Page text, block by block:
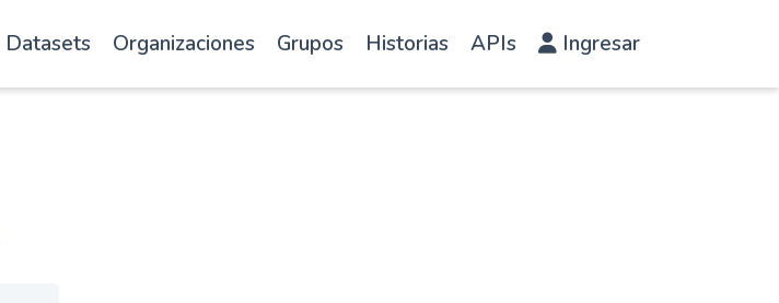
Datasets Organizaciones Grupos Historias APIs Ingresar